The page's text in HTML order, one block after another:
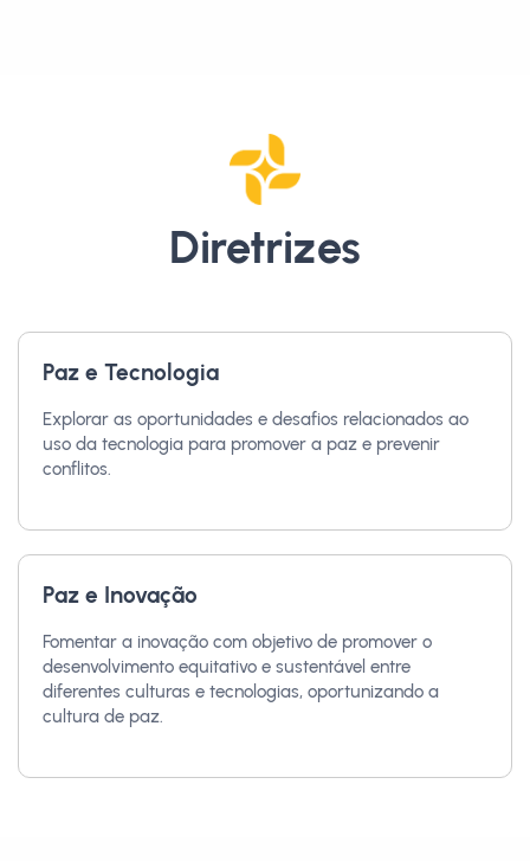
Diretrizes
Paz e Tecnologia
Explorar as oportunidades e desafios relacionados ao
uso da tecnologia para promover a paz e prevenir
conflitos.
Paz e Inovação
Fomentar a inovação com objetivo de promover o
desenvolvimento equitativo e sustentável entre
diferentes culturas e tecnologias, oportunizando a
cultura de paz.